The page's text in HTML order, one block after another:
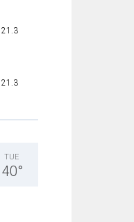
21.3
21.3
TUE
40°